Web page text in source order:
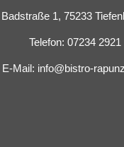
Badstraße 1, 75233
Telefon: 07234 2921
E-Mail: info@bistro-